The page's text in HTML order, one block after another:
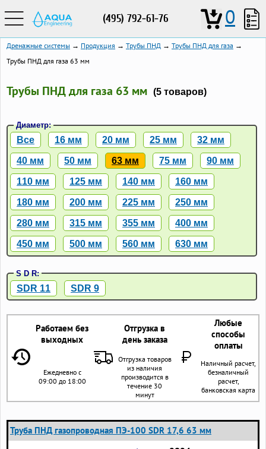
(495) 792-61-76 0
Дренажные системы → Продукция → Трубы ПНД → Трубы ПНД для газа →
Трубы ПНД для газа 63 мм
Трубы ПНД для газа 63 мм (5 товаров)
Диаметр:
Все 16 мм 20 мм 25 мм 32 мм
40 мм 50 мм 63 мм 75 мм 90 мм
110 мм 125 мм 140 мм 160 мм
180 мм 200 мм 225 мм 250 мм
280 мм 315 мм 355 мм 400 мм
450 мм 500 мм 560 мм 630 мм
S D R:
SDR 11 SDR 9
Работаем без
выходных
Отгрузка в
день заказа
Любые
способы
оплаты
Ежедневно с
09:00 до 18:00
Отгрузка товаров
из наличия
производится в
течение 30
минут
Наличный расчет,
безналичный
расчет,
банковская карта
Труба ПНД газопроводная ПЭ-100 SDR 17,6 63 мм